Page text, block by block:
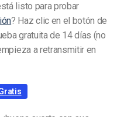
listo para probar
? Haz clic en el botón de
gratuita de 14 días (no
a retransmitir en